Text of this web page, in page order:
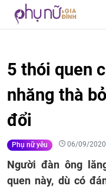
5 thói quen
nhăng thà
đổi
Phụ nữ yêu 06/09/
Người đàn ông
quen này, dù có